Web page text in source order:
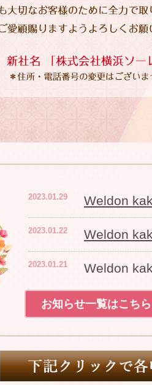
2023.01.29 Weldon
2023.01.22 Weldon
2023.01.21 Weldon
2023.01.15 Weldon
2023年 冬
2022.11.27 Weldon
お知らせ一覧はこちら